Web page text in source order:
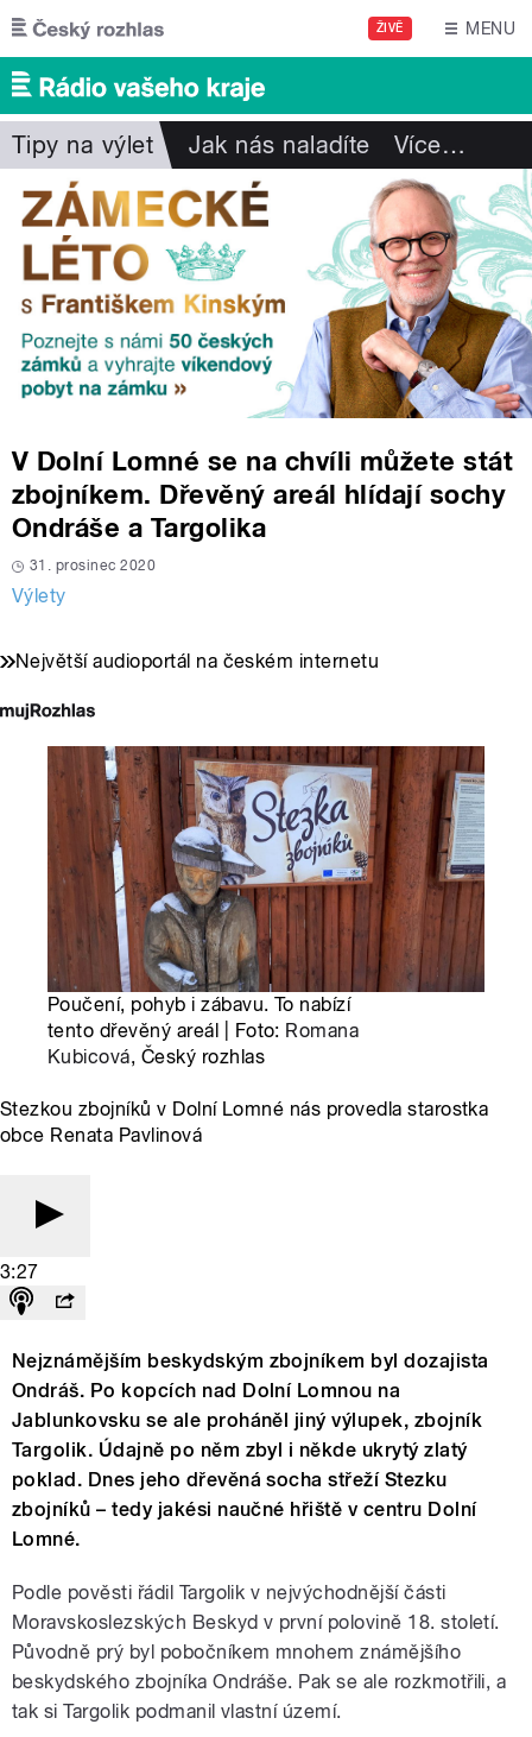
Přejít k hlavnímu obsahu
ŽIVĚ MENU
Tipy na výlet Jak nás naladíte Více…
V Dolní Lomné se na chvíli můžete stát
zbojníkem. Dřevěný areál hlídají sochy
Ondráše a Targolika
31. prosinec 2020
Výlety
Největší audioportál na českém internetu
Poučení, pohyb i zábavu. To nabízí
tento dřevěný areál | Foto: Romana
Kubicová, Český rozhlas
Stezkou zbojníků v Dolní Lomné nás provedla starostka
obce Renata Pavlinová
3:27
Nejznámějším beskydským zbojníkem byl dozajista
Ondráš. Po kopcích nad Dolní Lomnou na
Jablunkovsku se ale proháněl jiný výlupek, zbojník
Targolik. Údajně po něm zbyl i někde ukrytý zlatý
poklad. Dnes jeho dřevěná socha střeží Stezku
zbojníků – tedy jakési naučné hřiště v centru Dolní
Lomné.
Podle pověsti řádil Targolik v nejvýchodnější části
Moravskoslezských Beskyd v první polovině 18. století.
Původně prý byl pobočníkem mnohem známějšího
beskydského zbojníka Ondráše. Pak se ale rozkmotřili, a
tak si Targolik podmanil vlastní území.